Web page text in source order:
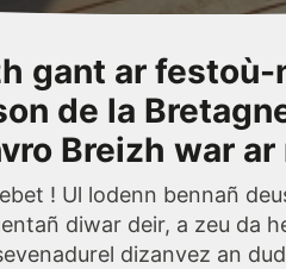
gant ar
de la
Breizh war
! Ul lodenn bennañ
diwar deir, a zeu da
dizanvez an